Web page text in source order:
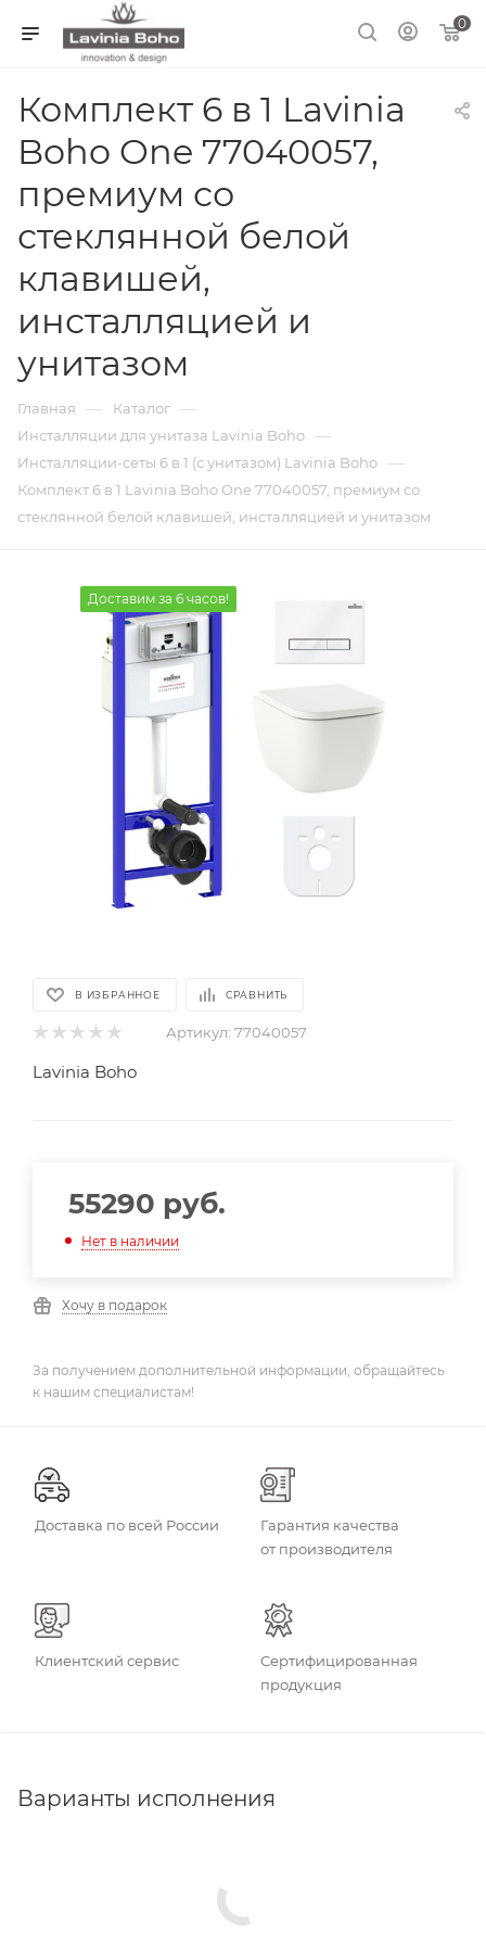
0
Комплект 6 в 1 Lavinia
Boho One 77040057,
премиум со
стеклянной белой
клавишей,
инсталляцией и
унитазом
Главная — Каталог —
Инсталляции для унитаза Lavinia Boho —
Инсталляции-сеты 6 в 1 (с унитазом) Lavinia Boho —
Комплект 6 в 1 Lavinia Boho One 77040057, премиум со
стеклянной белой клавишей, инсталляцией и унитазом
Доставим за 6 часов!
В ИЗБРАННОЕ СРАВНИТЬ
Артикул: 77040057
Lavinia Boho
55290 руб.
Нет в наличии
Хочу в подарок
За получением дополнительной информации, обращайтесь
к нашим специалистам!
Доставка по всей России
Гарантия качества
от производителя
Клиентский сервис
Сертифицированная
продукция
Варианты исполнения